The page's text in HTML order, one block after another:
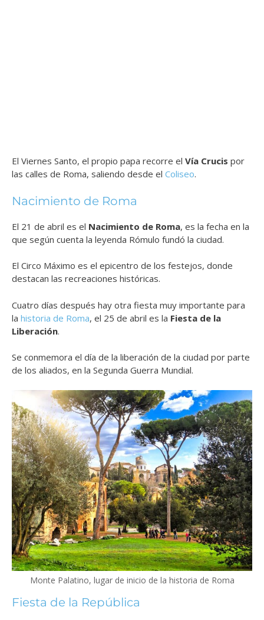
El Viernes Santo, el propio papa recorre el Vía Crucis por
las calles de Roma, saliendo desde el Coliseo.
Nacimiento de Roma
El 21 de abril es el Nacimiento de Roma, es la fecha en la
que según cuenta la leyenda Rómulo fundó la ciudad.
El Circo Máximo es el epicentro de los festejos, donde
destacan las recreaciones históricas.
Cuatro días después hay otra fiesta muy importante para
la historia de Roma, el 25 de abril es la Fiesta de la
Liberación.
Se conmemora el día de la liberación de la ciudad por parte
de los aliados, en la Segunda Guerra Mundial.
Monte Palatino, lugar de inicio de la historia de Roma
Fiesta de la República